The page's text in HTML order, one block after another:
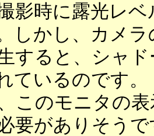
影時に露光レベ
しかし、カメラ
すると、シャド
ているのです。
このモニタの
要がありそうで